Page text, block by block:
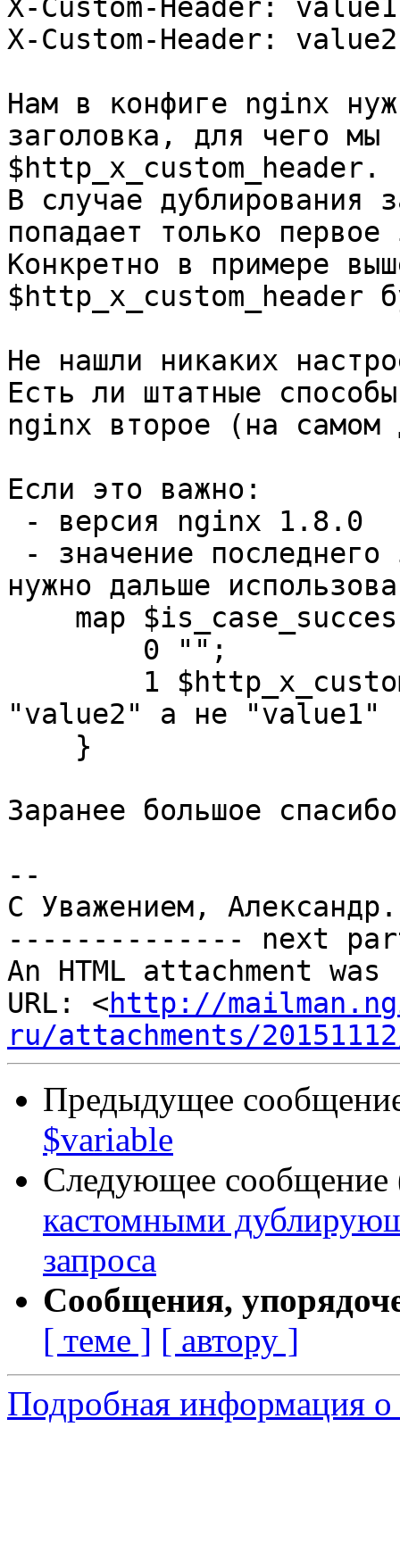
X-Custom-Header: value1
X-Custom-Header: value2
Нам в конфиге nginx
заголовка, для чего мы
$http_x_custom_header.
В случае дублирования
попадает только первое
Конкретно в примере
$http_x_custom_header
Не нашли никаких
Есть ли штатные
nginx второе (на самом
Если это важно:
- версия nginx 1.8.0
- значение последнего
нужно дальше
map
0 "";
1
"value2" а не "value1"
}
Заранее большое
--
С Уважением, Александр.
-------------- next
An HTML attachment
URL: <http://
ru/attachments/
Предыдущее
$variable
Следующее сообщение
кастомными
запроса
Сообщения,
[ теме ] [ автору ]
Подробная информация